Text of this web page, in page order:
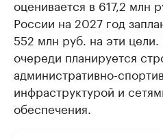
оценивается в 617,2 млн
России на 2027 год
552 млн руб. на эти
очереди планируется
административно-
инфраструктурой и
обеспечения.